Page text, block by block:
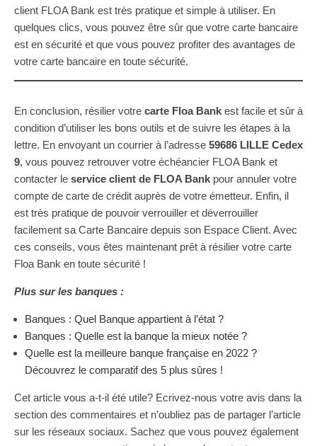
client FLOA Bank est très pratique et simple à utiliser. En
quelques clics, vous pouvez être sûr que votre carte bancaire
est en sécurité et que vous pouvez profiter des avantages de
votre carte bancaire en toute sécurité.
En conclusion, résilier votre carte Floa Bank est facile et sûr à
condition d’utiliser les bons outils et de suivre les étapes à la
lettre. En envoyant un courrier à l’adresse 59686 LILLE Cedex
9, vous pouvez retrouver votre échéancier FLOA Bank et
contacter le service client de FLOA Bank pour annuler votre
compte de carte de crédit auprès de votre émetteur. Enfin, il
est très pratique de pouvoir verrouiller et déverrouiller
facilement sa Carte Bancaire depuis son Espace Client. Avec
ces conseils, vous êtes maintenant prêt à résilier votre carte
Floa Bank en toute sécurité !
Plus sur les banques :
Banques : Quel Banque appartient à l’état ?
Banques : Quelle est la banque la mieux notée ?
Quelle est la meilleure banque française en 2022 ?
Découvrez le comparatif des 5 plus sûres !
Cet article vous a-t-il été utile? Ecrivez-nous votre avis dans la
section des commentaires et n’oubliez pas de partager l’article
sur les réseaux sociaux. Sachez que vous pouvez également